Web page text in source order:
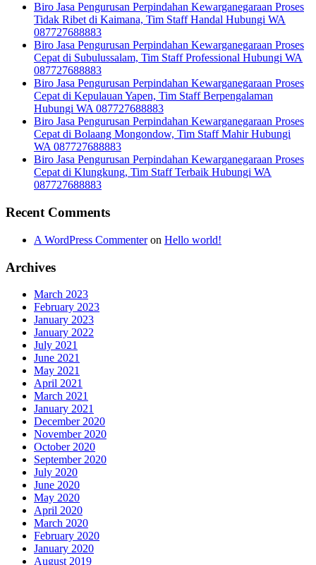
Biro Jasa Pengurusan Perpindahan Kewarganegaraan Proses
Tidak Ribet di Kaimana, Tim Staff Handal Hubungi WA
087727688883
Biro Jasa Pengurusan Perpindahan Kewarganegaraan Proses
Cepat di Subulussalam, Tim Staff Professional Hubungi WA
087727688883
Biro Jasa Pengurusan Perpindahan Kewarganegaraan Proses
Cepat di Kepulauan Yapen, Tim Staff Berpengalaman
Hubungi WA 087727688883
Biro Jasa Pengurusan Perpindahan Kewarganegaraan Proses
Cepat di Bolaang Mongondow, Tim Staff Mahir Hubungi
WA 087727688883
Biro Jasa Pengurusan Perpindahan Kewarganegaraan Proses
Cepat di Klungkung, Tim Staff Terbaik Hubungi WA
087727688883
Recent Comments
A WordPress Commenteron Hello world!
Archives
March 2023
February 2023
January 2023
January 2022
July 2021
June 2021
May 2021
April 2021
March 2021
January 2021
December 2020
November 2020
October 2020
September 2020
July 2020
June 2020
May 2020
April 2020
March 2020
February 2020
January 2020
August 2019